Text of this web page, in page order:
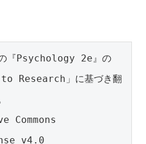
『Psychology 2e』の
Research」に基づき翻
Commons
v4.0